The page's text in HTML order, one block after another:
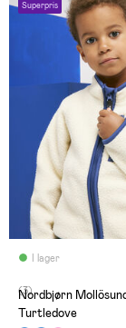
Superpris
I lager
(3)
Nordbjørn
Turtledove